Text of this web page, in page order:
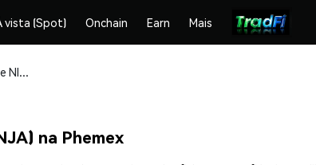
vista (Spot) Onchain Earn Mais
Compre e armazene NINJA TURTLES ($NINJA) com segurança
na Phemex